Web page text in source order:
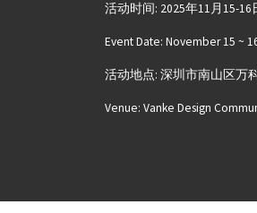
活动时间: 2025年11月15-16
Event Date: November 15 ~
活动地点: 深圳市南山区万
Venue: Vanke Design